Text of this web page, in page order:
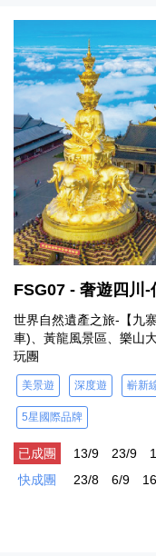
FSG07 - 奢遊四川
世界自然遺產之旅-【九
車)、黃龍風景區、樂山
玩團
美景遊 深度遊 嶄新
5星國際品牌
已成團 13/9 23/9
快成團
23/8 6/9